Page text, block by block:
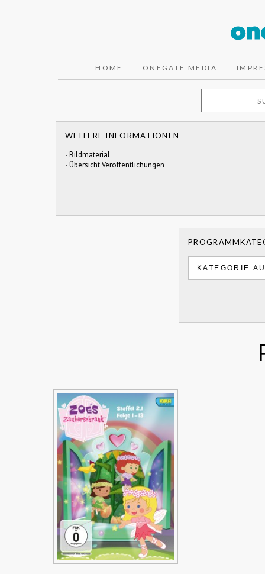
HOME ONEGATE MEDIA
WEITERE INFORMATIONEN
-Bildmaterial
-Übersicht Veröffentlichungen